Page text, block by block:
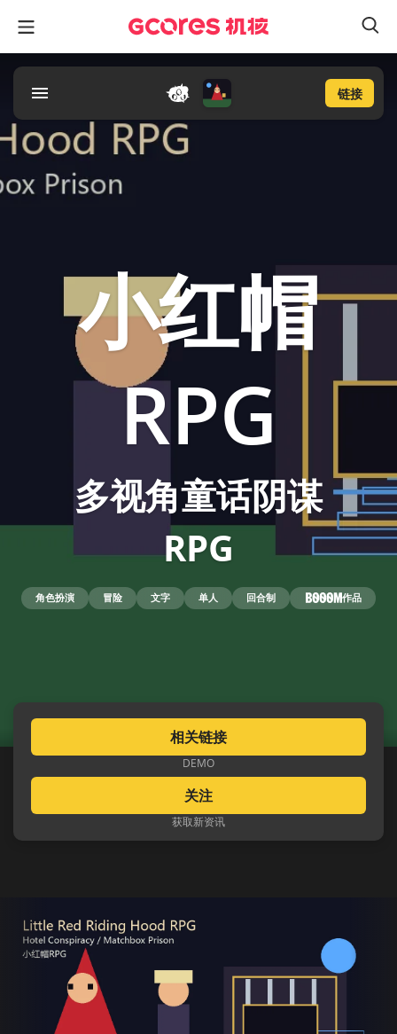
链接
小红帽
RPG
多视角童话阴谋
RPG
角色扮演 冒险 文字 单人 回合制 作品
相关链接
DEMO
关注
获取新资讯